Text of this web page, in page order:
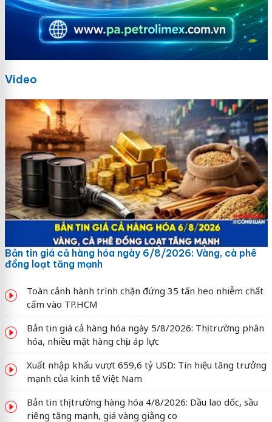
Video
Bản tin giá cả hàng hóa ngày 6/8/2026: Vàng, cà phê
đồng loạt tăng mạnh
Toàn cảnh hành trình chặn đứng 35 tấn heo nhiễm chất
cấm vào TP.HCM
Bản tin giá cả hàng hóa ngày 5/8/2026: Thị trường phân
hóa, nhiều mặt hàng chịu áp lực
Xuất nhập khẩu vượt 659,6 tỷ USD: Tín hiệu tăng trưởng
mạnh của kinh tế Việt Nam
Bản tin thị trường hàng hóa 4/8/2026: Dầu lao dốc, sầu
riêng tăng mạnh, giá vàng giằng co